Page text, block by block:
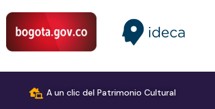
A un clic del Patrimonio Cultural